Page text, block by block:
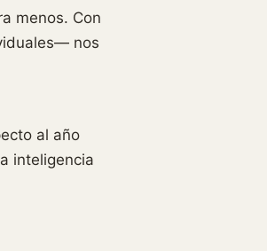
menos. Con
nos
al año
inteligencia